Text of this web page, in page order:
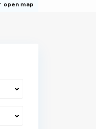
open map